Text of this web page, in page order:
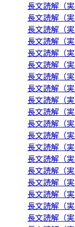
長文読解（
長文読解（
長文読解（
長文読解（
長文読解（
長文読解（
長文読解（
長文読解（
長文読解（
長文読解（
長文読解（
長文読解（
長文読解（
長文読解（
長文読解（
長文読解（
長文読解（
長文読解（
長文読解（